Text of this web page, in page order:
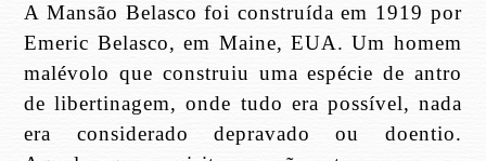
A Mansão Belasco foi construída em 1919 por
Emeric Belasco, em Maine, EUA. Um homem
malévolo que construiu uma espécie de antro
de libertinagem, onde tudo era possível, nada
era considerado depravado ou doentio.